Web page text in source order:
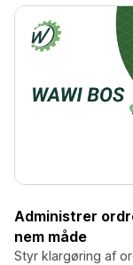
Administrer
nem måde
Styr klargøring af